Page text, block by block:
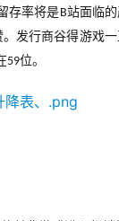
存率将是B站面临
发行商谷得游戏
59位。